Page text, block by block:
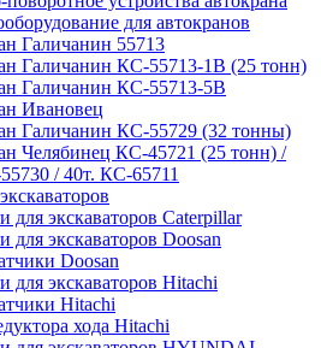
для автокранов
Галичанин 55713
Галичанин КС-55713-1В (25 тонн)
Галичанин КС-55713-5В
Ивановец
Галичанин КС-55729 (32 тонны)
Челябинец КС-45721 (25 тонн) /
/ 40т. КС-65711
для экскаваторов Caterpillar
для экскаваторов Doosan
Doosan
для экскаваторов Hitachi
Hitachi
хода Hitachi